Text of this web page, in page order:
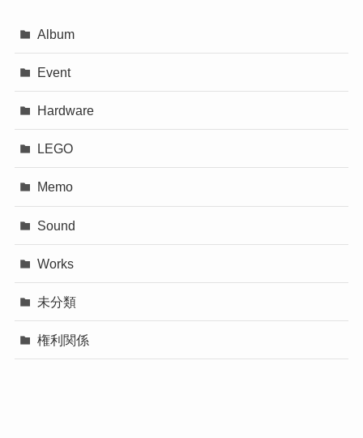
Album
Event
Hardware
LEGO
Memo
Sound
Works
未分類
権利関係